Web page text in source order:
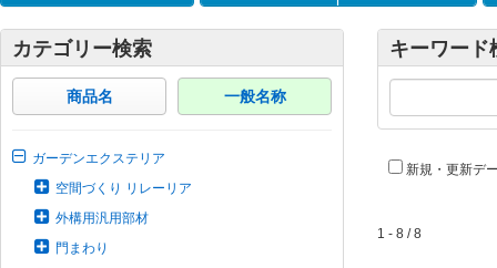
カテゴリー検索
商品名 一般名称
ガーデンエクステリア
空間づくり リレーリア
外構用汎用部材
門まわり
キーワード
新規・更新デ
1 - 8 / 8